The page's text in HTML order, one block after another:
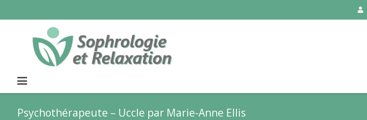
Psychothérapeute – Uccle par Marie-Anne Ellis